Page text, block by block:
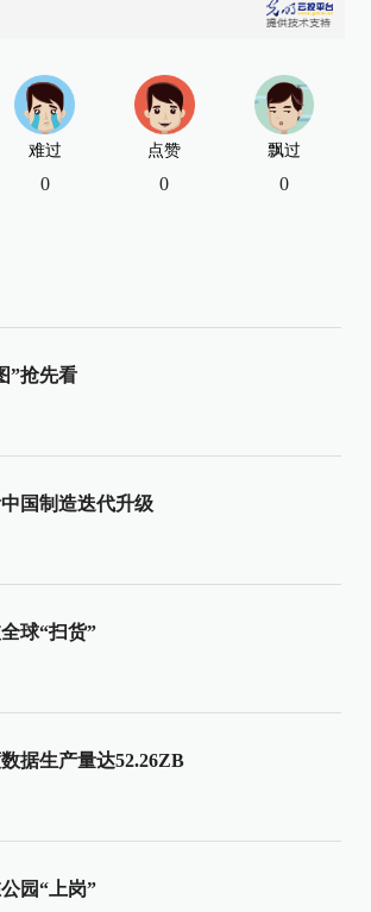
难过
0
点赞
0
飘过
0
”抢先看
国制造迭代升级
球“扫货”
据生产量达52.26ZB
园“上岗”